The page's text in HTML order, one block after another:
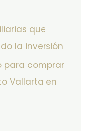
que
la inversión
para comprar
Vallarta en